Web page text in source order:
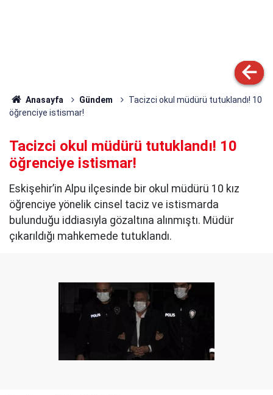
Anasayfa Gündem
Tacizci okul müdürü tutuklandı! 10
öğrenciye istismar!
Tacizci okul müdürü tutuklandı! 10
öğrenciye istismar!
Eskişehir’in Alpu ilçesinde bir okul müdürü 10 kız
öğrenciye yönelik cinsel taciz ve istismarda
bulunduğu iddiasıyla gözaltına alınmıştı. Müdür
çıkarıldığı mahkemede tutuklandı.